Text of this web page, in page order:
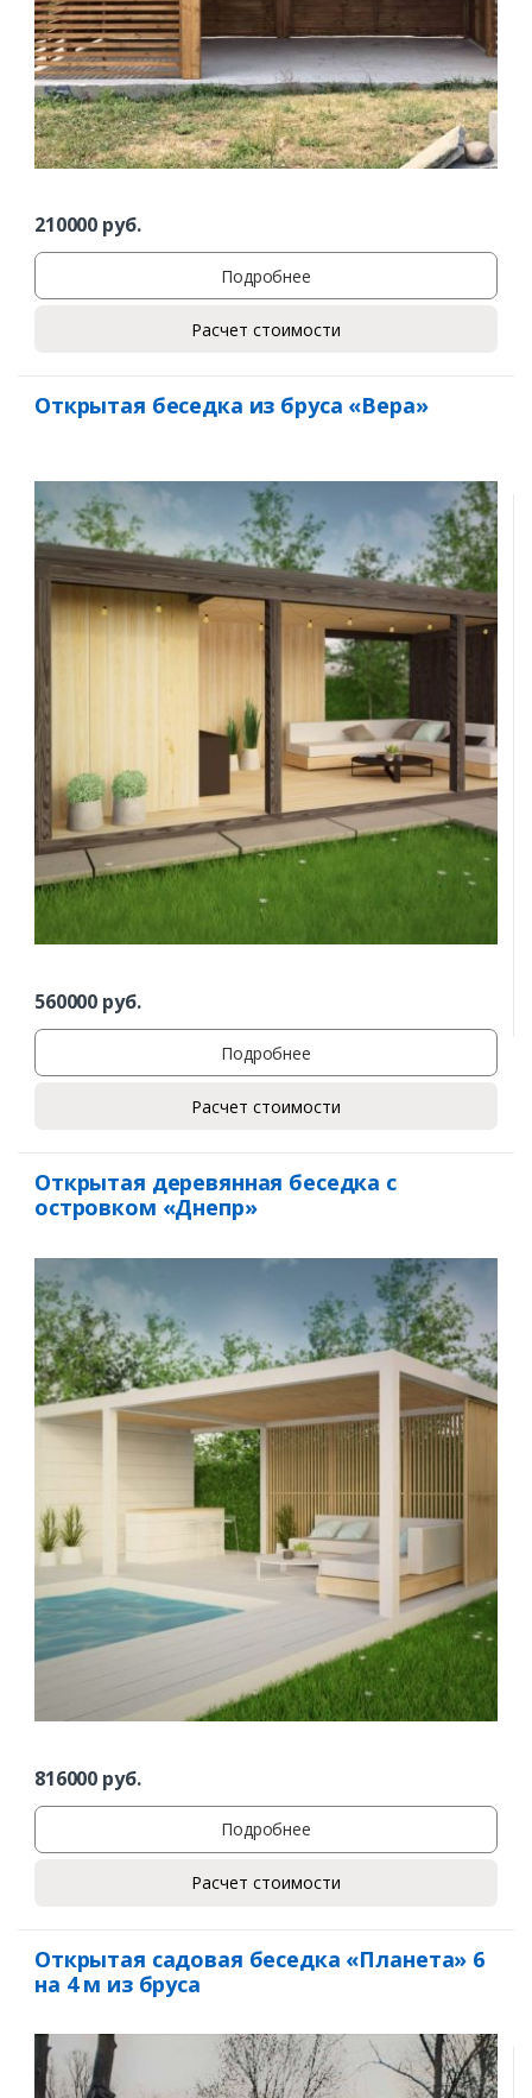
Комментарий к заказу
210000 руб.
Подробнее
Расчет стоимости
Открытая беседка из бруса «Вера»
560000 руб.
Подробнее
Расчет стоимости
Открытая деревянная беседка с
островком «Днепр»
816000 руб.
Подробнее
Расчет стоимости
Открытая садовая беседка «Планета» 6
на 4 м из бруса